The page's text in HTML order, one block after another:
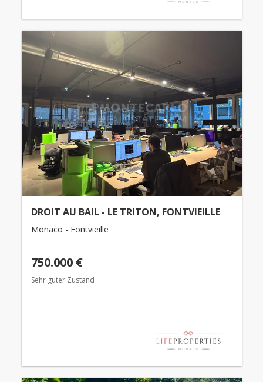
DROIT AU BAIL - LE TRITON, FONTVIEILLE
Monaco - Fontvieille
750.000 €
Sehr guter Zustand